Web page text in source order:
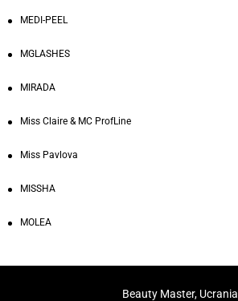
MEDI-PEEL
MGLASHES
MIRADA
Miss Claire & MC ProfLine
Miss Pavlova
MISSHA
MOLEA
Beauty Master, Ucrania